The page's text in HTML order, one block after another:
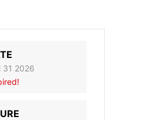
31 2026